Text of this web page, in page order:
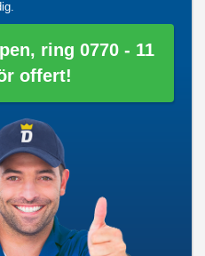
ring 0770 - 11
offert!